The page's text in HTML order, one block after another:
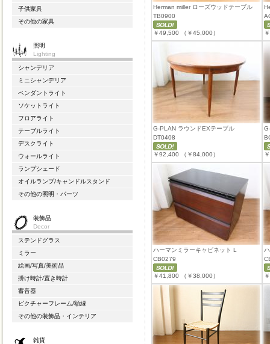
子供家具
その他の家具
照明
Lighting
シャンデリア
ミニシャンデリア
ペンダントライト
ソケットライト
フロアライト
テーブルライト
デスクライト
ウォールライト
ランプシェード
オイルランプ/キャンドルスタンド
その他の照明・パーツ
装飾品
Decor
ステンドグラス
ミラー
絵画/写真/美術品
掛け時計/置き時計
蓄音器
ピクチャーフレーム/額縁
その他の装飾品・インテリア
雑貨
Herman miller ローズウッドテーブル
TB0900
￥49,500 （￥45,000）
G-PLAN ラウンドEXテーブル
DT0408
￥92,400 （￥84,000）
ハーマンミラーキャビネット L
CB0279
￥41,800 （￥38,000）